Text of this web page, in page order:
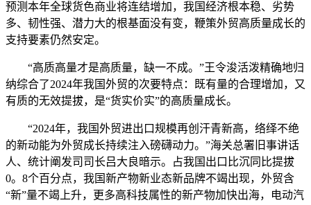
预测本年全球货色商业将连结增加，我国经济根本稳、劣势
多、韧性强、潜力大的根基面没有变，鞭策外贸高质量成长的
支持要素仍然安定。
“高质高量才是高质量，缺一不成。”王令浚活泼精确地归
纳综合了2024年我国外贸的次要特点：既有量的合理增加，又
有质的无效提拔，是“货实价实”的高质量成长。
“2024年，我国外贸进出口规模再创汗青新高，络绎不绝
的新动能为外贸成长持续注入磅礴动力。”海关总署旧事讲话
人、统计阐发司司长吕大良暗示。占我国出口比沉同比提拔
0。8个百分点，我国新产物新业态新品牌不竭出现，外贸含
“新”量不竭上升，更多高科技属性的新产物加快出海，电动汽